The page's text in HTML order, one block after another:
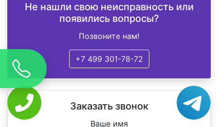
Не нашли свою неисправность или
появились вопросы?
Позвоните нам!
+7 499 301-78-72
Заказать звонок
Ваше имя